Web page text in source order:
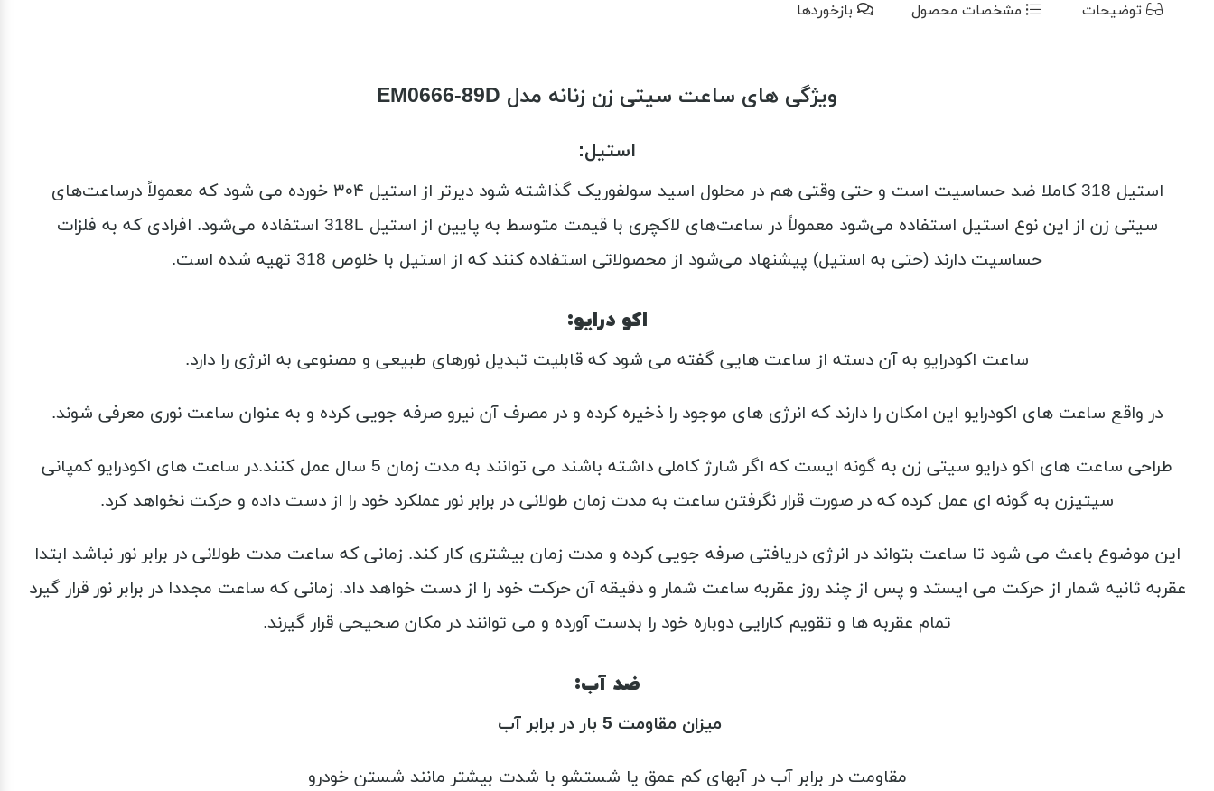
توضیحات مشخصات محصول بازخوردها
ویژگی های ساعت سیتی زن زنانه مدل EM0666-89D
استیل:
استیل 318 کاملا ضد حساسیت است و حتی وقتی هم در محلول اسید سولفوریک گذاشته شود دیرتر از استیل ۳۰۴ خورده می شود که معمولاً درساعت‌های
سیتی زن از این نوع استیل استفاده می‌شود معمولاً در ساعت‌های لاکچری با قیمت متوسط به پایین از استیل 318L استفاده می‌شود. افرادی که به فلزات
حساسیت دارند (حتی به استیل) پیشنهاد می‌شود از محصولاتی استفاده کنند که از استیل با خلوص 318 تهیه شده است.
اکو درایو:
ساعت اکودرایو به آن دسته از ساعت هایی گفته می شود که قابلیت تبدیل نورهای طبیعی و مصنوعی به انرژی را دارد.
در واقع ساعت های اکودرایو این امکان را دارند که انرژی های موجود را ذخیره کرده و در مصرف آن نیرو صرفه جویی کرده و به عنوان ساعت نوری معرفی شوند.
طراحی ساعت های اکو درایو سیتی زن به گونه ایست که اگر شارژ کاملی داشته باشند می توانند به مدت زمان 5 سال عمل کنند.در ساعت های اکودرایو کمپانی
سیتیزن به گونه ای عمل کرده که در صورت قرار نگرفتن ساعت به مدت زمان طولانی در برابر نور عملکرد خود را از دست داده و حرکت نخواهد کرد.
این موضوع باعث می شود تا ساعت بتواند در انرژی دریافتی صرفه جویی کرده و مدت زمان بیشتری کار کند. زمانی که ساعت مدت طولانی در برابر نور نباشد ابتدا
عقربه ثانیه شمار از حرکت می ایستد و پس از چند روز عقربه ساعت شمار و دقیقه آن حرکت خود را از دست خواهد داد. زمانی که ساعت مجددا در برابر نور قرار گیرد
تمام عقربه ها و تقویم کارایی دوباره خود را بدست آورده و می توانند در مکان صحیحی قرار گیرند.
ضد آب:
میزان مقاومت 5 بار در برابر آب
مقاومت در برابر آب در آبهای کم عمق یا شستشو با شدت بیشتر مانند شستن خودرو